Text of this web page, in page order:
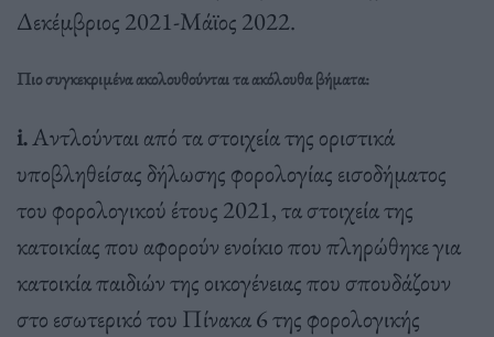
Δεκέμβριος 2021-Μάϊος 2022.
Πιο συγκεκριμένα ακολουθούνται τα ακόλουθα βήματα:
i.Αντλούνται από τα στοιχεία της οριστικά
υποβληθείσας δήλωσης φορολογίας εισοδήματος
του φορολογικού έτους 2021, τα στοιχεία της
κατοικίας που αφορούν ενοίκιο που πληρώθηκε για
κατοικία παιδιών της οικογένειας που σπουδάζουν
στο εσωτερικό του Πίνακα 6 της φορολογικής